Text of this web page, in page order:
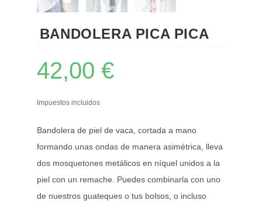
BANDOLERA PICA PICA
42,00 €
Impuestos incluidos
Bandolera de piel de vaca, cortada a mano
formando unas ondas de manera asimétrica, lleva
dos mosquetones metálicos en níquel unidos a la
piel con un remache. Puedes combinarla con uno
de nuestros guateques o tus bolsos, o incluso